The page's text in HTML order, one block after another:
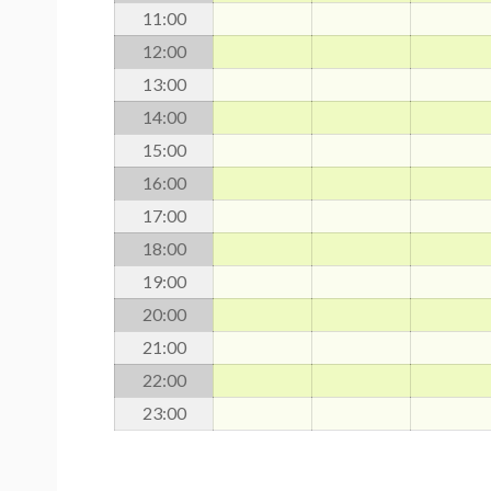
11:00
12:00
13:00
14:00
15:00
16:00
17:00
18:00
19:00
20:00
21:00
22:00
23:00